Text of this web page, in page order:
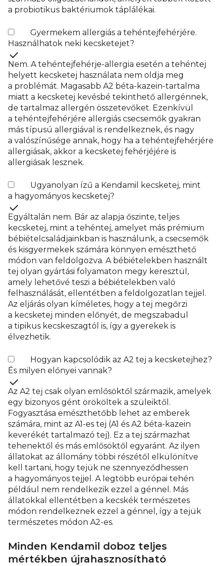
a probiotikus baktériumok táplálékai.
Gyermekem allergiás a tehéntejfehérjére.
Használhatok neki kecsketejet?
Nem. A tehéntejfehérje-allergia esetén a tehéntej
helyett kecsketej használata nem oldja meg
a problémát. Magasabb A2 béta-kazein-tartalma
miatt a kecsketej kevésbé tekinthető allergénnek,
de tartalmaz allergén összetevőket. Ezenkívül
a tehéntejfehérjére allergiás csecsemők gyakran
más típusú allergiával is rendelkeznek, és nagy
a valószínűsége annak, hogy ha a tehéntejfehérjére
allergiásak, akkor a kecsketej fehérjéjére is
allergiásak lesznek.
Ugyanolyan ízű a Kendamil kecsketej, mint
a hagyományos kecsketej?
Egyáltalán nem. Bár az alapja őszinte, teljes
kecsketej, mint a tehéntej, amelyet más prémium
bébiételcsaládjainkban is használunk, a csecsemők
és kisgyermekek számára könnyen emészthető
módon van feldolgozva. A bébiételekben használt
tej olyan gyártási folyamaton megy keresztül,
amely lehetővé teszi a bébiételekben való
felhasználását, ellentétben a feldolgozatlan tejjel.
Az eljárás olyan kíméletes, hogy a tej megőrzi
a kecsketej minden előnyét, de megszabadul
a tipikus kecskeszagtól is, így a gyerekek is
élvezhetik.
Hogyan kapcsolódik az A2 tej a kecsketejhez?
És milyen előnyei vannak?
Az A2 tej csak olyan emlősöktől származik, amelyek
egy bizonyos gént örököltek a szüleiktől.
Fogyasztása emészthetőbb lehet az emberek
számára, mint az A1-es tej (A1 és A2 béta-kazein
keverékét tartalmazó tej). Ez a tej származhat
tehenektől és más emlősöktől egyaránt. Az ilyen
állatokat az állomány többi részétől elkülönítve
kell tartani, hogy tejük ne szennyeződhessen
a hagyományos tejjel. A legtöbb európai tehén
például nem rendelkezik ezzel a génnel. Más
állatokkal ellentétben a kecskék természetes
módon rendelkeznek ezzel a génnel, így a tejük
természetes módon A2-es.
Minden Kendamil doboz teljes
mértékben újrahasznosítható